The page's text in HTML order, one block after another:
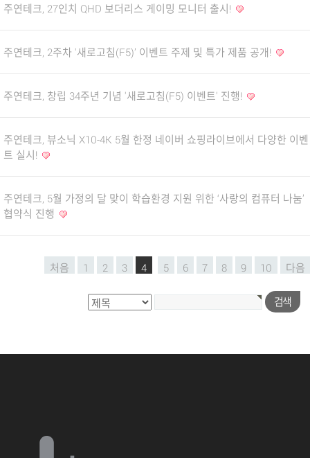
주연테크, 27인치 QHD 보더리스 게이밍 모니터 출시!
주연테크, 2주차 '새로고침(F5)’ 이벤트 주제 및 특가 제품 공개!
주연테크, 창립 34주년 기념 '새로고침(F5) 이벤트' 진행!
주연테크, 뷰소닉 X10-4K 5월 한정 네이버 쇼핑라이브에서 다양한 이벤
트 실시!
주연테크, 5월 가정의 달 맞이 학습환경 지원 위한 ‘사랑의 컴퓨터 나눔’
협약식 진행
처음 1 2 3 4 5 6 7 8 9 10 다음